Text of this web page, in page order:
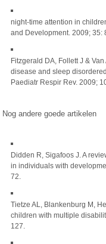
night-time attention in
and Development. 2009; 35:
Fitzgerald DA, Follett J &
disease and sleep
Paediatr Respir Rev. 2009;
Nog andere goede artikelen
Didden R, Sigafoos J. A
in individuals with
72.
Tietze AL, Blankenburg M,
children with multiple
127.